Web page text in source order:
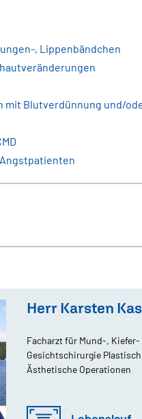
, Lippenbändchen
mit Blutverdünnung und/
Herr Karsten
Facharzt für Mund-, Kiefer-
Gesichtschirurgie
Ästhetische Operationen